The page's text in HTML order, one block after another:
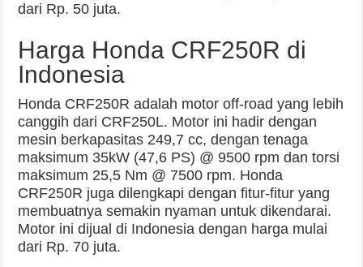
dari Rp. 50 juta.
Harga Honda CRF250R di
Indonesia
Honda CRF250R adalah motor off-road yang lebih
canggih dari CRF250L. Motor ini hadir dengan
mesin berkapasitas 249,7 cc, dengan tenaga
maksimum 35kW (47,6 PS) @ 9500 rpm dan torsi
maksimum 25,5 Nm @ 7500 rpm. Honda
CRF250R juga dilengkapi dengan fitur-fitur yang
membuatnya semakin nyaman untuk dikendarai.
Motor ini dijual di Indonesia dengan harga mulai
dari Rp. 70 juta.